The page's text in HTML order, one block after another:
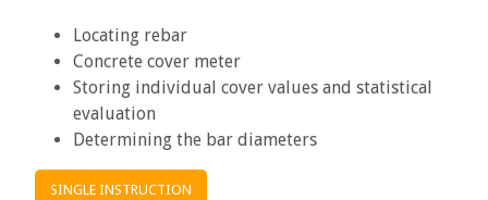
Locating rebar
Concrete cover meter
Storing individual cover values and statistical
evaluation
Determining the bar diameters
SINGLE INSTRUCTION